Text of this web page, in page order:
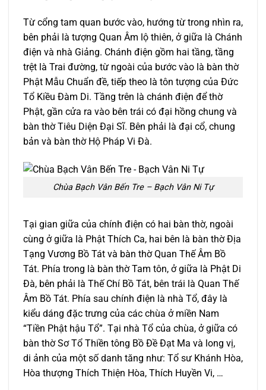
Từ cổng tam quan bước vào, hướng từ trong nhìn ra,
bên phải là tượng Quan Âm lộ thiên, ở giữa là Chánh
điện và nhà Giảng. Chánh điện gồm hai tầng, tầng
trệt là Trai đường, từ ngoài của bước vào là bàn thờ
Phật Mẫu Chuẩn đề, tiếp theo là tôn tượng của Đức
Tổ Kiều Đàm Di. Tầng trên là chánh điện để thờ
Phật, gần cửa ra vào bên trái có đại hồng chung và
bàn thờ Tiêu Diện Đại Sĩ. Bên phải là đại cổ, chung
bản và bàn thờ Hộ Pháp Vi Đà.
Chùa Bạch Vân Bến Tre – Bạch Vân Ni Tự
Tại gian giữa của chính điện có hai bàn thờ, ngoài
cùng ở giữa là Phật Thích Ca, hai bên là bàn thờ Địa
Tạng Vương Bồ Tát và bàn thờ Quan Thế Âm Bồ
Tát. Phía trong là bàn thờ Tam tôn, ở giữa là Phật Di
Đà, bên phải là Thế Chí Bồ Tát, bên trái là Quan Thế
Âm Bồ Tát. Phía sau chính điện là nhà Tổ, đây là
kiểu dáng đặc trưng của các chùa ở miền Nam
“Tiền Phật hậu Tổ”. Tại nhà Tổ của chùa, ở giữa có
bàn thờ Sơ Tổ Thiền tông Bồ Đề Đạt Ma và long vị,
di ảnh của một số danh tăng như: Tổ sư Khánh Hòa,
Hòa thượng Thích Thiện Hòa, Thích Huyền Vi, …